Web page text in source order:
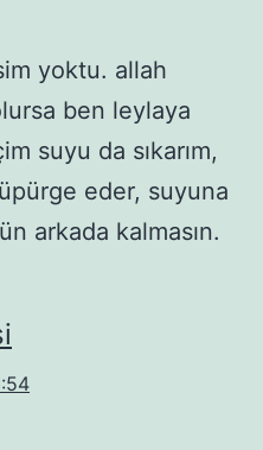
yoktu. allah
ben leylaya
suyu da sıkarım,
eder, suyuna
arkada kalmasın.